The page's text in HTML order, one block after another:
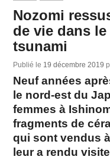
Nozomi
de vie dans le
tsunami
Publié le 19 décembre 2019
Neuf années
le nord-est du
femmes à
fragments de
qui sont vendus
leur a rendu